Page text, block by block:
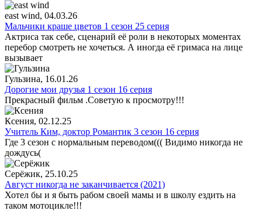
east wind, 04.03.26
Мальчики краше цветов 1 сезон 25 серия
Актриса так себе, сценарий её роли в некоторых моментах
перебор смотреть не хочеться. А иногда её гримаса на лице
вызывает
Гульзина, 16.01.26
Дорогие мои друзья 1 сезон 16 серия
Прекрасный фильм .Советую к просмотру!!!
Ксения, 02.12.25
Учитель Ким, доктор Романтик 3 сезон 16 серия
Где 3 сезон с нормальным переводом((( Видимо никогда не
дождусь(
Серёжик, 25.10.25
Август никогда не заканчивается (2021)
Хотел бы и я быть рабом своей мамы и в школу ездить на
таком мотоцикле!!!